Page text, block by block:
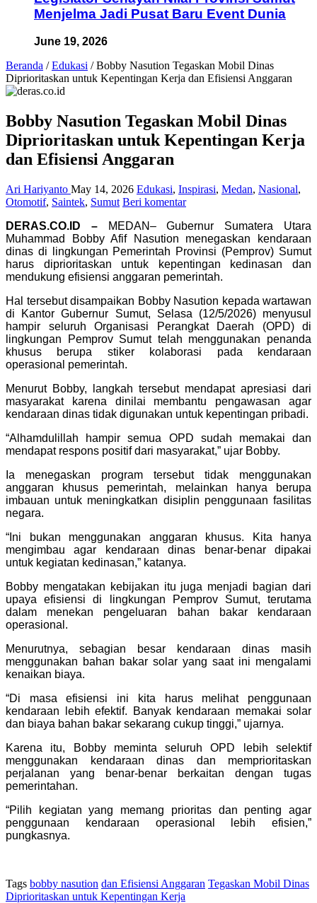
Menjelma Jadi Pusat Baru Event Dunia
June 19, 2026
Beranda / Edukasi / Bobby Nasution Tegaskan Mobil Dinas
Diprioritaskan untuk Kepentingan Kerja dan Efisiensi Anggaran
Bobby Nasution Tegaskan Mobil Dinas
Diprioritaskan untuk Kepentingan Kerja
dan Efisiensi Anggaran
Ari Hariyanto May 14, 2026 Edukasi, Inspirasi, Medan, Nasional,
Otomotif, Saintek, Sumut Beri komentar
DERAS.CO.ID –MEDAN– Gubernur Sumatera Utara
Muhammad Bobby Afif Nasution menegaskan kendaraan
dinas di lingkungan Pemerintah Provinsi (Pemprov) Sumut
harus diprioritaskan untuk kepentingan kedinasan dan
mendukung efisiensi anggaran pemerintah.
Hal tersebut disampaikan Bobby Nasution kepada wartawan
di Kantor Gubernur Sumut, Selasa (12/5/2026) menyusul
hampir seluruh Organisasi Perangkat Daerah (OPD) di
lingkungan Pemprov Sumut telah menggunakan penanda
khusus berupa stiker kolaborasi pada kendaraan
operasional pemerintah.
Menurut Bobby, langkah tersebut mendapat apresiasi dari
masyarakat karena dinilai membantu pengawasan agar
kendaraan dinas tidak digunakan untuk kepentingan pribadi.
“Alhamdulillah hampir semua OPD sudah memakai dan
mendapat respons positif dari masyarakat,” ujar Bobby.
Ia menegaskan program tersebut tidak menggunakan
anggaran khusus pemerintah, melainkan hanya berupa
imbauan untuk meningkatkan disiplin penggunaan fasilitas
negara.
“Ini bukan menggunakan anggaran khusus. Kita hanya
mengimbau agar kendaraan dinas benar-benar dipakai
untuk kegiatan kedinasan,” katanya.
Bobby mengatakan kebijakan itu juga menjadi bagian dari
upaya efisiensi di lingkungan Pemprov Sumut, terutama
dalam menekan pengeluaran bahan bakar kendaraan
operasional.
Menurutnya, sebagian besar kendaraan dinas masih
menggunakan bahan bakar solar yang saat ini mengalami
kenaikan biaya.
“Di masa efisiensi ini kita harus melihat penggunaan
kendaraan lebih efektif. Banyak kendaraan memakai solar
dan biaya bahan bakar sekarang cukup tinggi,” ujarnya.
Karena itu, Bobby meminta seluruh OPD lebih selektif
menggunakan kendaraan dinas dan memprioritaskan
perjalanan yang benar-benar berkaitan dengan tugas
pemerintahan.
“Pilih kegiatan yang memang prioritas dan penting agar
penggunaan kendaraan operasional lebih efisien,”
pungkasnya.
Tags bobby nasution dan Efisiensi Anggaran Tegaskan Mobil Dinas
Diprioritaskan untuk Kepentingan Kerja